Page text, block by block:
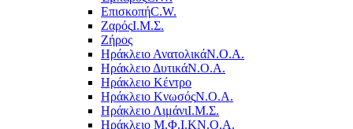
ΕπισκοπήC.W.
ΖαρόςΙ.Μ.Σ.
Ζήρος
Ηράκλειο ΑνατολικάΝ.Ο.Α.
Ηράκλειο ΔυτικάΝ.Ο.Α.
Ηράκλειο Κέντρο
Ηράκλειο ΚνωσόςΝ.Ο.Α.
Ηράκλειο ΛιμάνιΙ.Μ.Σ.
Ηράκλειο Μ.Φ.Ι.ΚΝ.Ο.Α.